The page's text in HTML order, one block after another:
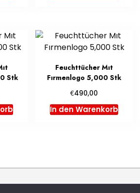
Stk
Feuchttücher Mıt
Fırmenlogo 5,000 Stk
€490,00
In den Warenkorb
- A theme by Gradient